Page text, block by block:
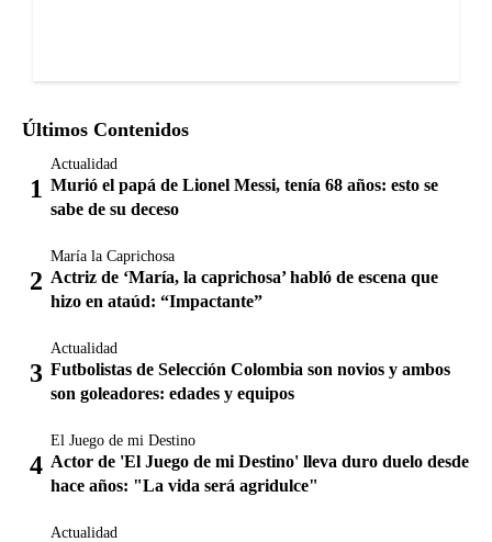
Últimos Contenidos
Actualidad
Murió el papá de Lionel Messi, tenía 68 años: esto se
sabe de su deceso
María la Caprichosa
Actriz de ‘María, la caprichosa’ habló de escena que
hizo en ataúd: “Impactante”
Actualidad
Futbolistas de Selección Colombia son novios y ambos
son goleadores: edades y equipos
El Juego de mi Destino
Actor de 'El Juego de mi Destino' lleva duro duelo desde
hace años: "La vida será agridulce"
Actualidad